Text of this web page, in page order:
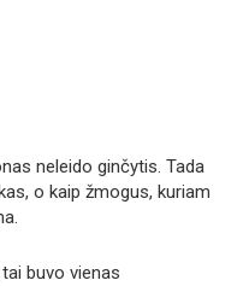
neleido ginčytis. Tada
o kaip žmogus, kuriam
buvo vienas